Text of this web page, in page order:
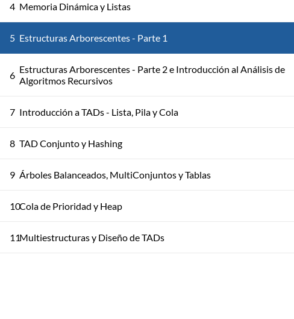
4 Memoria Dinámica y Listas
5 Estructuras Arborescentes - Parte 1
6 Estructuras Arborescentes - Parte 2 e Introducción al Análisis de
Algoritmos Recursivos
7 Introducción a TADs - Lista, Pila y Cola
8 TAD Conjunto y Hashing
9 Árboles Balanceados, MultiConjuntos y Tablas
10Cola de Prioridad y Heap
11Multiestructuras y Diseño de TADs